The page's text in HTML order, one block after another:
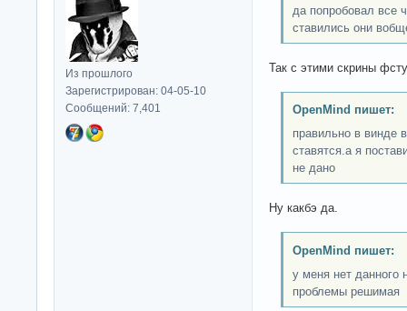
Из прошлого
Зарегистрирован: 04-05-10
Сообщений: 7,401
да попробовал все
ставились они
Так с этими скрины
OpenMind пишет:
правильно в винде
ставятся.а я
не дано
Ну какбэ да.
OpenMind пишет:
у меня нет данного
проблемы решимая